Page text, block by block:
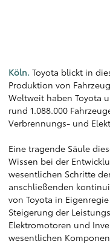
Köln. Toyota blickt in
Produktion von
Weltweit haben Toyota
rund 1.088.000
Verbrennungs- und
Eine tragende Säule
Wissen bei der
wesentlichen Schritte
anschließenden
von Toyota in
Steigerung der
Elektromotoren und
wesentlichen